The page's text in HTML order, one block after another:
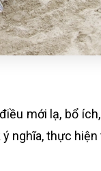
mới lạ, bổ
nghĩa, thực